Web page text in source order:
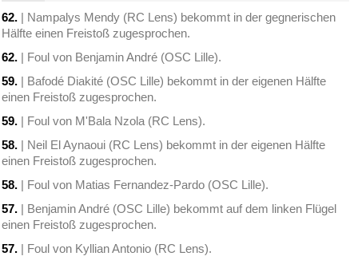
62. | Nampalys Mendy (RC Lens) bekommt in der gegnerischen
Hälfte einen Freistoß zugesprochen.
62. | Foul von Benjamin André (OSC Lille).
59. | Bafodé Diakité (OSC Lille) bekommt in der eigenen Hälfte
einen Freistoß zugesprochen.
59. | Foul von M'Bala Nzola (RC Lens).
58. | Neil El Aynaoui (RC Lens) bekommt in der eigenen Hälfte
einen Freistoß zugesprochen.
58. | Foul von Matias Fernandez-Pardo (OSC Lille).
57. | Benjamin André (OSC Lille) bekommt auf dem linken Flügel
einen Freistoß zugesprochen.
57. | Foul von Kyllian Antonio (RC Lens).